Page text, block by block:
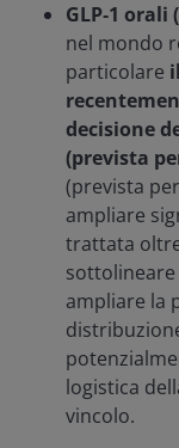
GLP‑1
nel mondo
particolare
decisione
(prevista
(prevista
ampliare
trattata
ampliare la
logistica
vincolo.